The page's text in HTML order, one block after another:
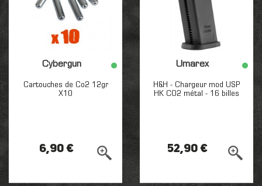
Cybergun
Cartouches de Co2 12gr
X10
6,90 €
Umarex
H&H - Chargeur mod USP
HK CO2 métal - 16 billes
52,90 €